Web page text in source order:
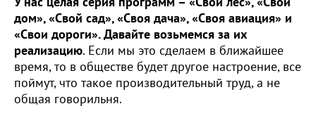
дом», «Свой сад», «Своя дача», «Своя авиация» и
«Свои дороги». Давайте возьмемся за их
реализацию. Если мы это сделаем в ближайшее
время, то в обществе будет другое настроение, все
поймут, что такое производительный труд, а не
общая говорильня.